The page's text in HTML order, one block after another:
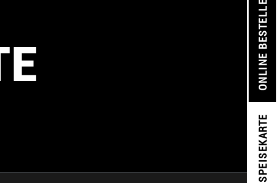
SPEISEKARTE
ONLINE BESTELLEN